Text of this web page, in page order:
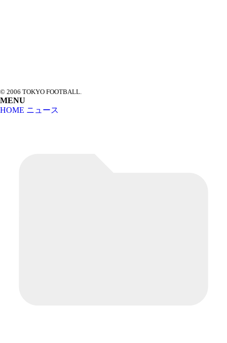
© 2006 TOKYO FOOTBALL.
MENU
HOME ニュース